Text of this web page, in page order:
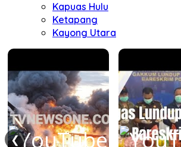
Kapuas Hulu
Ketapang
Kayong Utara
❮